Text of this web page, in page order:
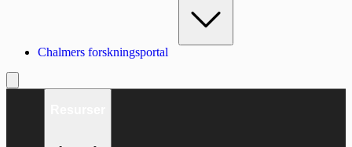
Chalmers forskningsportal